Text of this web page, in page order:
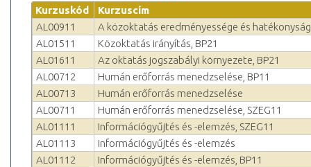
Kurzuskód
Kurzuscím
AL00911
A közoktatás eredményessége és
AL01511
Közoktatás irányítás, BP21
AL01611
Az oktatás jogszabályi környezete, BP21
AL00712
Humán erőforrás menedzselése, BP11
AL00713
Humán erőforrás menedzselése
AL00711
Humán erőforrás menedzselése, SZEG11
AL01111
Információgyűjtés és -elemzés, SZEG11
AL01113
Információgyűjtés és -elemzés
AL01112
Információgyűjtés és -elemzés, BP11